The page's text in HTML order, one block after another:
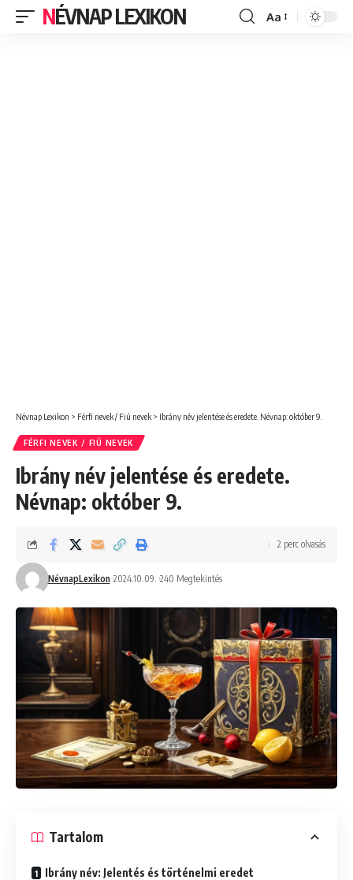
NÉVNAP LEXIKON
Font
Aa
Névnap Lexikon > Férfi nevek / Fiú nevek > Ibrány név jelentése és eredete. Névnap: október 9.
FÉRFI NEVEK / FIÚ NEVEK
Ibrány név jelentése és eredete.
Névnap: október 9.
NévnapLexikon 2024.10.09. 240 Megtekintés
2 perc olvasás
Tartalom
Ibrány név: Jelentés és történelmi eredet